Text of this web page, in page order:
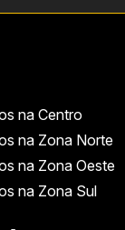
na Centro
na Zona Norte
na Zona Oeste
na Zona Sul